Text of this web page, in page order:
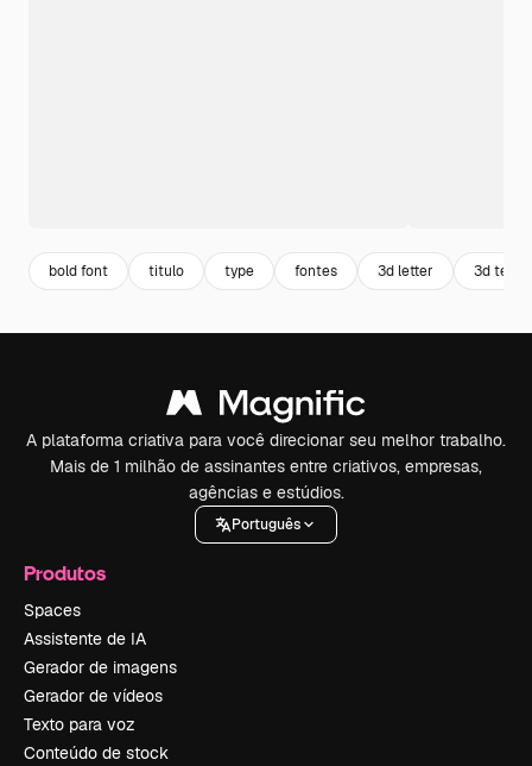
bold font titulo type fontes 3d letter 3d texto
A plataforma criativa para você direcionar seu melhor trabalho.
Mais de 1 milhão de assinantes entre criativos, empresas,
agências e estúdios.
Português
Produtos
Spaces
Assistente de IA
Gerador de imagens
Gerador de vídeos
Texto para voz
Conteúdo de stock